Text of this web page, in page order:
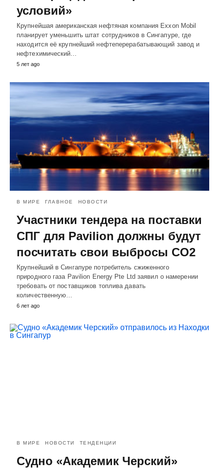
условий»
Крупнейшая американская нефтяная компания Exxon Mobil
планирует уменьшить штат сотрудников в Сингапуре, где
находится её крупнейший нефтеперерабатывающий завод и
нефтехимический…
5 лет ago
В МИРЕ ГЛАВНОЕ НОВОСТИ
Участники тендера на поставки
СПГ для Pavilion должны будут
посчитать свои выбросы CO2
Крупнейший в Сингапуре потребитель сжиженного
природного газа Pavilion Energy Pte Ltd заявил о намерении
требовать от поставщиков топлива давать
количественную…
6 лет ago
В МИРЕ НОВОСТИ ТЕНДЕНЦИИ
Судно «Академик Черский»